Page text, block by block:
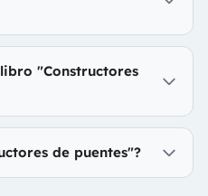
"Constructores
de puentes"?